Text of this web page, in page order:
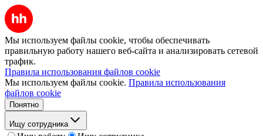
Мы используем файлы cookie, чтобы обеспечивать
правильную работу нашего веб-сайта и анализировать сетевой
трафик.
Правила использования файлов cookie
Мы используем файлы cookie. Правила использования
файлов cookie
Понятно
Ищу сотрудника